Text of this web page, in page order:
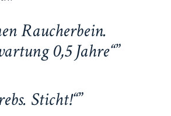
Raucherbein.
0,5 Jahre“
Sticht!“